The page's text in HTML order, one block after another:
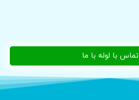
تماس با لوله با ما